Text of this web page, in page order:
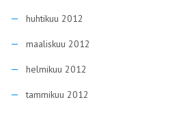
huhtikuu 2012
maaliskuu 2012
helmikuu 2012
tammikuu 2012